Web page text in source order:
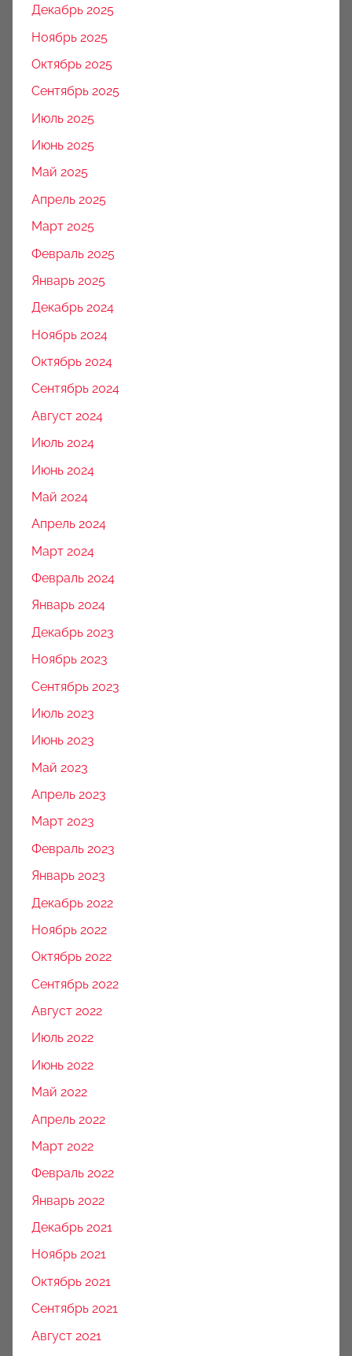
Декабрь 2025
Ноябрь 2025
Октябрь 2025
Сентябрь 2025
Июль 2025
Июнь 2025
Май 2025
Апрель 2025
Март 2025
Февраль 2025
Январь 2025
Декабрь 2024
Ноябрь 2024
Октябрь 2024
Сентябрь 2024
Август 2024
Июль 2024
Июнь 2024
Май 2024
Апрель 2024
Март 2024
Февраль 2024
Январь 2024
Декабрь 2023
Ноябрь 2023
Сентябрь 2023
Июль 2023
Июнь 2023
Май 2023
Апрель 2023
Март 2023
Февраль 2023
Январь 2023
Декабрь 2022
Ноябрь 2022
Октябрь 2022
Сентябрь 2022
Август 2022
Июль 2022
Июнь 2022
Май 2022
Апрель 2022
Март 2022
Февраль 2022
Январь 2022
Декабрь 2021
Ноябрь 2021
Октябрь 2021
Сентябрь 2021
Август 2021